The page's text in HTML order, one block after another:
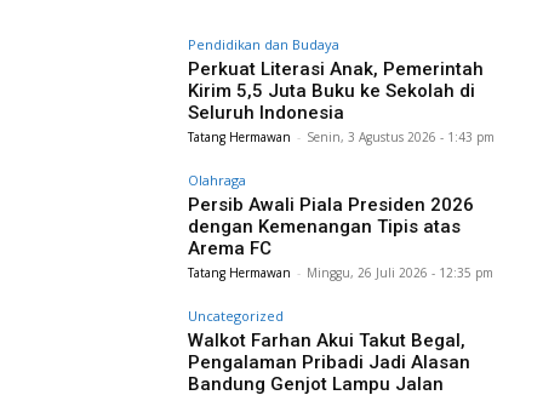
Pendidikan dan Budaya
Perkuat Literasi Anak, Pemerintah
Kirim 5,5 Juta Buku ke Sekolah di
Seluruh Indonesia
Tatang Hermawan - Senin, 3 Agustus 2026 - 1:43 pm
Olahraga
Persib Awali Piala Presiden 2026
dengan Kemenangan Tipis atas
Arema FC
Tatang Hermawan - Minggu, 26 Juli 2026 - 12:35 pm
Uncategorized
Walkot Farhan Akui Takut Begal,
Pengalaman Pribadi Jadi Alasan
Bandung Genjot Lampu Jalan